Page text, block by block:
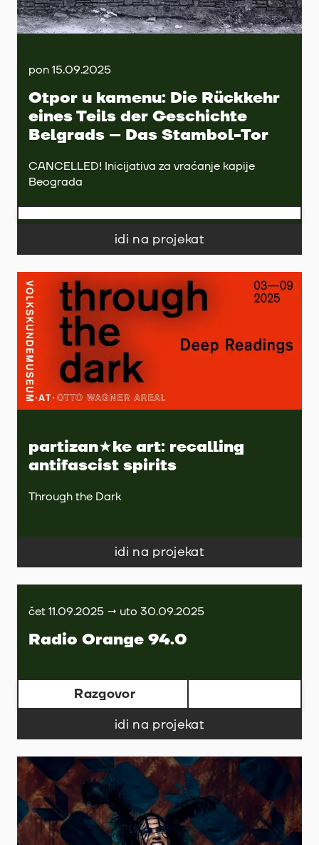
pon 15.09.2025
Otpor u kamenu: Die Rückkehr
eines Teils der Geschichte
Belgrads – Das Stambol-Tor
CANCELLED! Inicijativa za vraćanje kapije
Beograda
idi na projekat
partizan★ke art: recalling
antifascist spirits
Through the Dark
idi na projekat
čet 11.09.2025 → uto 30.09.2025
Radio Orange 94.0
Razgovor
idi na projekat